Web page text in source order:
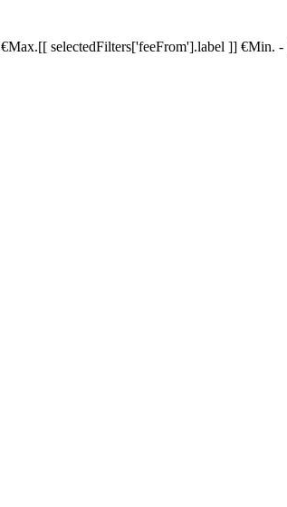
€Max.[[ selectedFilters['feeFrom'].label ]] €Min. -